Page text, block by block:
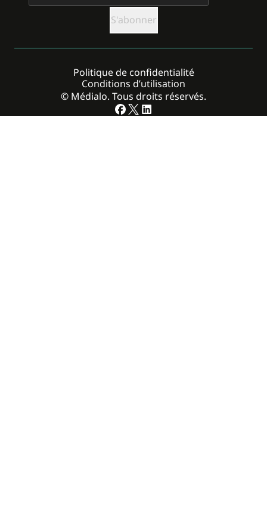
© Médialo. Tous droits réservés.
Politique de confidentialité
Conditions d’utilisation